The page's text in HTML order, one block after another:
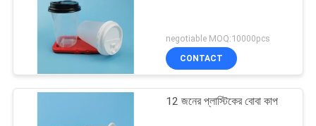
negotiable MOQ:10000pcs
CONTACT
12 জনের প্লাস্টিকের বোবা কাপ